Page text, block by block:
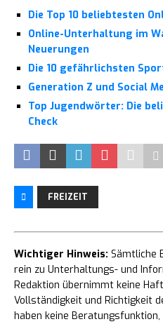
Die Top 10 beliebtesten
Online-Unterhaltung im
Neuerungen
Die 10 gefährlichsten
Generation Z und Social
Top Jugendwörter: Die
Check
FREIZEIT
Wichtiger Hinweis: Sämtliche
rein zu Unterhaltungs- und
Redaktion übernimmt keine
Vollständigkeit und Richtigkeit
haben keine